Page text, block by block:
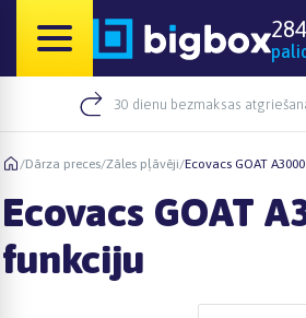
30 dienu bezmaksas
/Dārza preces/Zāles pļāvēji/Ecovacs GOAT
Ecovacs GOAT
funkciju